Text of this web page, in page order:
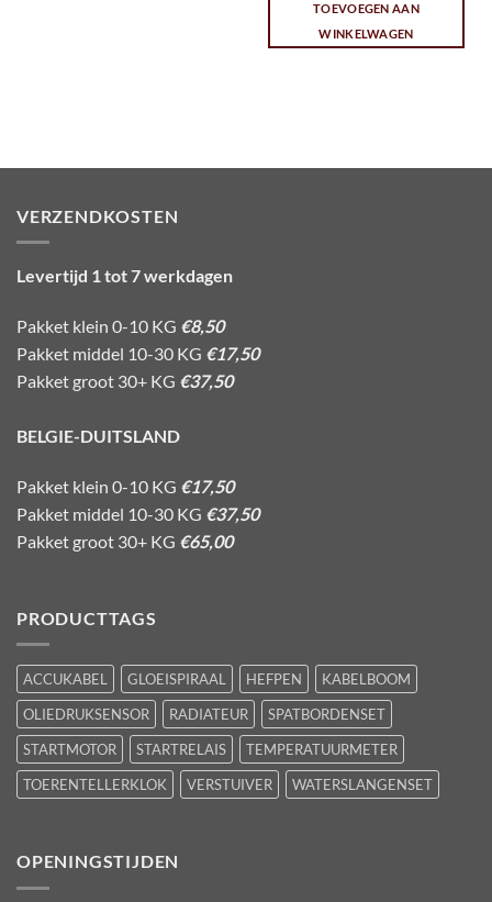
TOEVOEGEN AAN
WINKELWAGEN
VERZENDKOSTEN
Levertijd 1 tot 7 werkdagen
Pakket klein 0-10 KG €8,50
Pakket middel 10-30 KG €17,50
Pakket groot 30+ KG €37,50
BELGIE-DUITSLAND
Pakket klein 0-10 KG €17,50
Pakket middel 10-30 KG €37,50
Pakket groot 30+ KG €65,00
PRODUCTTAGS
ACCUKABEL GLOEISPIRAAL HEFPEN
KABELBOOM
OLIEDRUKSENSOR
RADIATEUR
SPATBORDENSET
STARTMOTOR
STARTRELAIS
TEMPERATUURMETER
TOERENTELLERKLOK
VERSTUIVER WATERSLANGENSET
OPENINGSTIJDEN